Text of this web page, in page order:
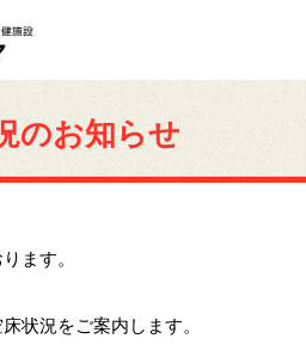
のお知らせ
ます。
状況をご案内します。